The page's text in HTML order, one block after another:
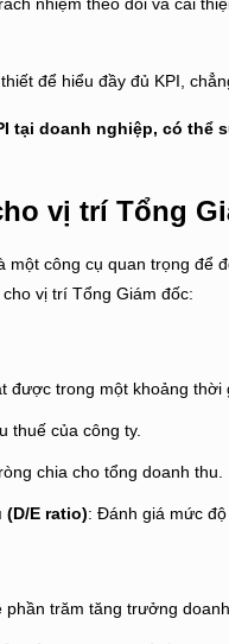
để hiểu đầy đủ KPI,
tại doanh nghiệp, có thể
vị trí Tổng
một công cụ quan trọng để
vị trí Tổng Giám đốc:
được trong một khoảng thời
thuế của công ty.
chia cho tổng doanh thu.
E ratio): Đánh giá mức
phần trăm tăng trưởng